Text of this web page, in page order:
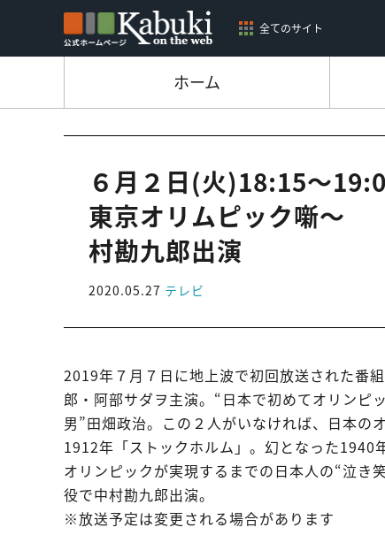
全てのサイト
ホーム
６月２日(火)18:15～
東京オリムピック噺～
村勘九郎出演
2020.05.27 テレビ
2019年７月７日に地上波で初回放送された番
郎・阿部サダヲ主演。“日本で初めてオリンピ
男”田畑政治。この２人がいなければ、日本の
1912年「ストックホルム」。幻となった1940
オリンピックが実現するまでの日本人の“泣き
役で中村勘九郎出演。
※放送予定は変更される場合があります